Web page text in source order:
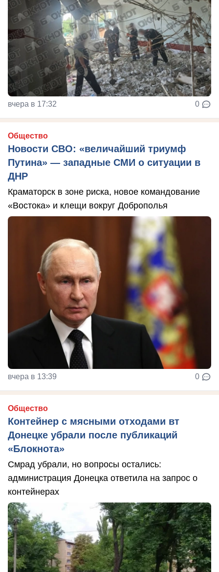
вчера в 17:32 0
Общество
Новости СВО: «величайший триумф
Путина» — западные СМИ о ситуации в
ДНР
Краматорск в зоне риска, новое командование
«Востока» и клещи вокруг Доброполья
вчера в 13:39 0
Общество
Контейнер с мясными отходами вт
Донецке убрали после публикаций
«Блокнота»
Смрад убрали, но вопросы остались:
администрация Донецка ответила на запрос о
контейнерах